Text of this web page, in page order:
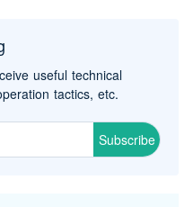
useful technical
tactics, etc.
Subscribe